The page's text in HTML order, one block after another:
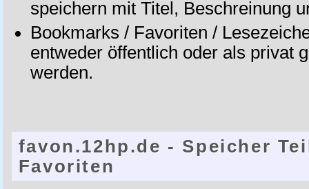
speichern mit Titel, Beschreinung
Bookmarks / Favoriten /
entweder öffentlich oder als privat
werden.
favon.12hp.de - Speicher
Favoriten